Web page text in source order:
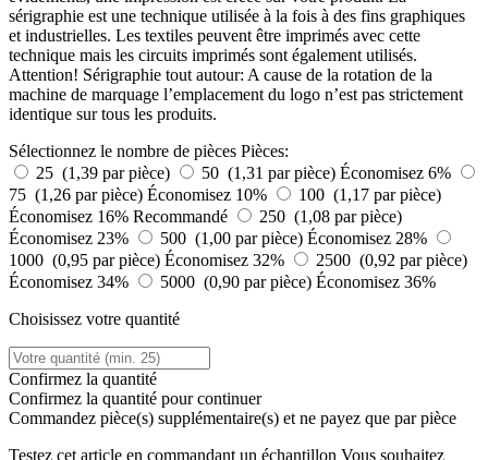
sérigraphie est une technique utilisée à la fois à des fins graphiques
et industrielles. Les textiles peuvent être imprimés avec cette
technique mais les circuits imprimés sont également utilisés.
Attention! Sérigraphie tout autour: A cause de la rotation de la
machine de marquage l’emplacement du logo n’est pas strictement
identique sur tous les produits.
Sélectionnez le nombre de pièces Pièces:
25 (1,39 par pièce)
50 (1,31 par pièce) Économisez 6%
75 (1,26 par pièce) Économisez 10%
100 (1,17 par pièce)
Économisez 16% Recommandé
250 (1,08 par pièce)
Économisez 23%
500 (1,00 par pièce) Économisez 28%
1000 (0,95 par pièce) Économisez 32%
2500 (0,92 par pièce)
Économisez 34%
5000 (0,90 par pièce) Économisez 36%
Choisissez votre quantité
Confirmez la quantité
Confirmez la quantité pour continuer
Commandez pièce(s) supplémentaire(s) et ne payez que par pièce
Testez cet article en commandant un échantillon Vous souhaitez